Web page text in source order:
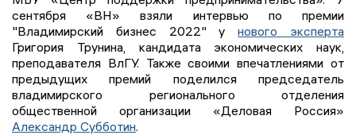
сентября «ВН» взяли интервью по премии
"Владимирский бизнес 2022" унового эксперта
Григория Трунина, кандидата экономических наук,
преподавателя ВлГУ. Также своими впечатлениями от
предыдущих премий поделился председатель
владимирского регионального отделения
общественной организации «Деловая Россия»
Александр Субботин.